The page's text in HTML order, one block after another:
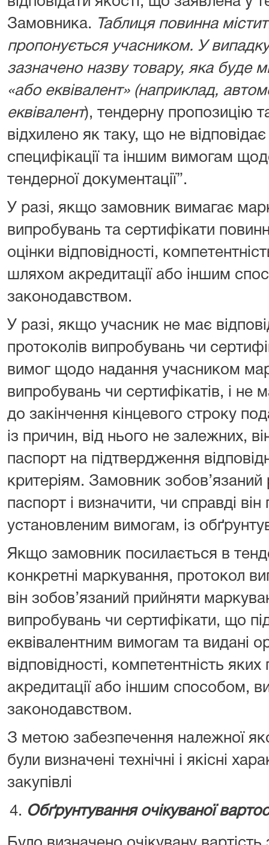
Замовника.
Таблиця повинна
пропонується учасником. У
зазначено назву товару, яка буде
«або еквівалент» (наприклад,
еквівалент), тендерну пропозицію
відхилено як таку, що не
специфікації та іншим вимогам
тендерної документації”.
У разі, якщо замовник вимагає
випробувань та сертифікати
оцінки відповідності,
шляхом акредитації або іншим
законодавством.
У разі, якщо учасник не має
протоколів випробувань чи
вимог щодо надання учасником
випробувань чи сертифікатів, і не
до закінчення кінцевого строку
із причин, від нього не залежних,
паспорт на підтвердження
критеріям. Замовник зобов’язаний
паспорт і визначити, чи справді він
установленим вимогам, із
Якщо замовник посилається в
конкретні маркування, протокол
він зобов’язаний прийняти
випробувань чи сертифікати, що
еквівалентним вимогам та видані
відповідності, компетентність
акредитації або іншим способом,
законодавством.
З метою забезпечення належної
були визначені технічні і якісні
закупівлі
Обґрунтування очікуваної